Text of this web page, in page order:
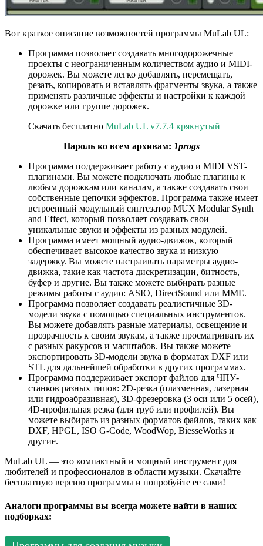
Вот краткое описание возможностей программы MuLab UL:
Программа позволяет создавать многодорожечные
проекты с неограниченным количеством аудио и MIDI-
дорожек. Вы можете легко добавлять, перемещать,
резать, копировать и вставлять фрагменты звука, а также
применять различные эффекты и настройки к каждой
дорожке или группе дорожек.
Скачать бесплатно MuLab UL v7.7.4 крякнутый
Пароль ко всем архивам: 1progs
Программа поддерживает работу с аудио и MIDI VST-
плагинами. Вы можете подключать любые плагины к
любым дорожкам или каналам, а также создавать свои
собственные цепочки эффектов. Программа также имеет
встроенный модульный синтезатор MUX Modular Synth
and Effect, который позволяет создавать свои
уникальные звуки и эффекты из разных модулей.
Программа имеет мощный аудио-движок, который
обеспечивает высокое качество звука и низкую
задержку. Вы можете настраивать параметры аудио-
движка, такие как частота дискретизации, битность,
буфер и другие. Вы также можете выбирать разные
режимы работы с аудио: ASIO, DirectSound или MME.
Программа позволяет создавать реалистичные 3D-
модели звука с помощью специальных инструментов.
Вы можете добавлять разные материалы, освещение и
прозрачность к своим звукам, а также просматривать их
с разных ракурсов и масштабов. Вы также можете
экспортировать 3D-модели звука в форматах DXF или
STL для дальнейшей обработки в других программах.
Программа поддерживает экспорт файлов для ЧПУ-
станков разных типов: 2D-резка (плазменная, лазерная
или гидроабразивная), 3D-фрезеровка (3 оси или 5 осей),
4D-профильная резка (для труб или профилей). Вы
можете выбирать из разных форматов файлов, таких как
DXF, HPGL, ISO G-Code, WoodWop, BiesseWorks и
другие.
MuLab UL — это компактный и мощный инструмент для
любителей и профессионалов в области музыки. Скачайте
бесплатную версию программы и попробуйте ее сами!
Аналоги программы вы всегда можете найти в наших
подборках: